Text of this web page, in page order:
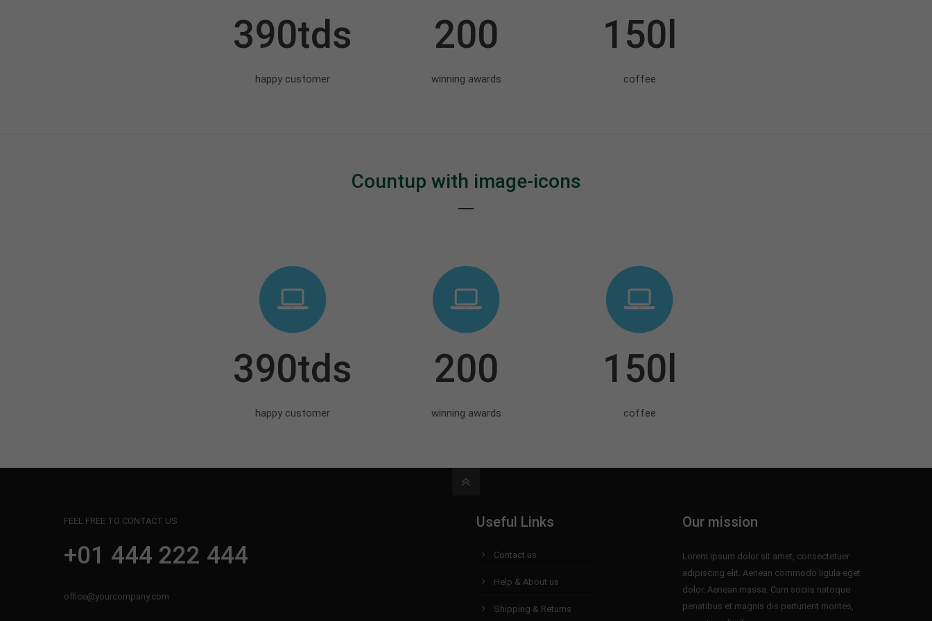
390tds
happy customer
200
winning awards
150l
coffee
Countup with image-icons
390tds
happy customer
200
winning awards
150l
coffee
FEEL FREE TO CONTACT US
+01 444 222 444
office@yourcompany.com
Useful Links
Contact us
Help & About us
Shipping & Returns
Our mission
Lorem ipsum dolor sit amet, consectetuer
adipiscing elit. Aenean commodo ligula eget
dolor. Aenean massa. Cum sociis natoque
penatibus et magnis dis parturient montes,